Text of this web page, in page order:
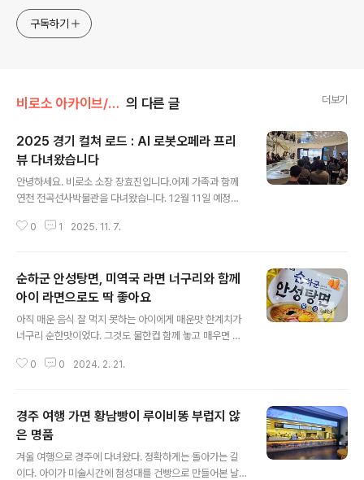
구독하기
비로소 아카이브/브랜드소식 의 다른 글 더보기
2025 경기 컬쳐 로드 : AI 로봇오페라 프리
뷰 다녀왔습니다
안녕하세요. 비로소 소장 장효진입니다.어제 가족과 함께
연천 전곡선사박물관을 다녀왔습니다. 12월 11일 예정된
된 저에게 이번 방문은 단순한 관람 이상의 의미가 있었습
직접 경험하며 다가올 강연의 방향을 가늠해보고 싶었습니
다. 기술과 예술, 그리고 시간의 경계에서전곡선사박물관
은 선사시대의 흔적 위에 미래 상상력을 덧입힌 듯한 공간
이었습니다. 그곳에서 만나보게 된 AI 로봇오페라 프리뷰
는 백남준 작가의 ‘기술과 예술, 그리고 인간’이라는 오래된
질문을 다시 꺼내 들게 했습니다. 공연장에는 사람의 생각
0 1 2025. 11. 7.
순하군 안성탕면, 미역국 라면 너구리와 함께
아이 라면으로도 딱 좋아요
아직 매운 음식 잘 먹지 못하는 아이에게 매운맛 한계치가
너구리 순한맛이었다. 그것도 물한컵 함께 놓고 매우면 바
성탕면이 있어서 아이에게 끓여줘보았다. 순하군 안성탕면
운 라면 신제품과 차별화를 주기 위한 전략이다. 나처럼 아
이에게 끓여줄 수 있는 라면으로도 좋고 삼삼한 맛을 좋아
하는 어른들도 있기 때문에 반갑다. 나도 진라면, 너구리 모
두 순한맛을 좋아한다. 순하군 안성탕면은 525kcal다. 나
0 0 2024. 2. 21.
경주 여행 가면 황남빵이 루이비똥 부럽지 않
은 명품
겨울 여행으로 경주에 다녀왔다. 정확하게는 돌아가는 길
이다. 아이가 미술시간에 첨성대를 건빵으로 만들어본 날